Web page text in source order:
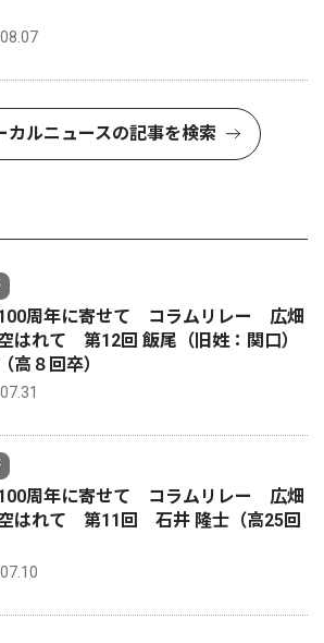
カルニュースの記事を検索
周年に寄せて コラムリレー 広畑
はれて 第12回 飯尾（旧姓：関口）
高８回卒）
周年に寄せて コラムリレー 広畑
はれて 第11回 石井 隆士（高25回